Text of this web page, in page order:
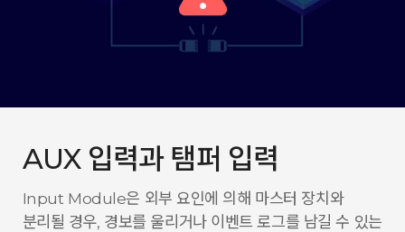
AUX 입력과 탬퍼 입력
Input Module은 외부 요인에 의해 마스터 장치와
분리될 경우, 경보를 울리거나 이벤트 로그를 남길 수 있는